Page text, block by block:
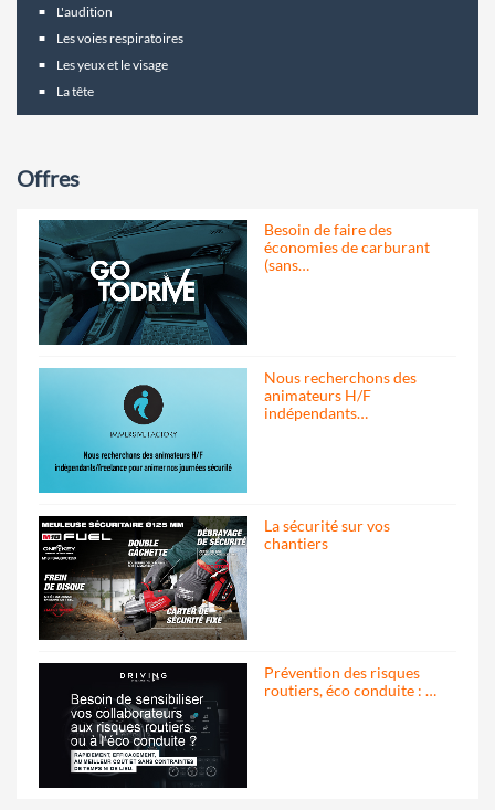
L'audition
Les voies respiratoires
Les yeux et le visage
La tête
Offres
Besoin de faire des
économies de carburant
(sans…
Nous recherchons des
animateurs H/F
indépendants…
La sécurité sur vos
chantiers
Prévention des risques
routiers, éco conduite : …